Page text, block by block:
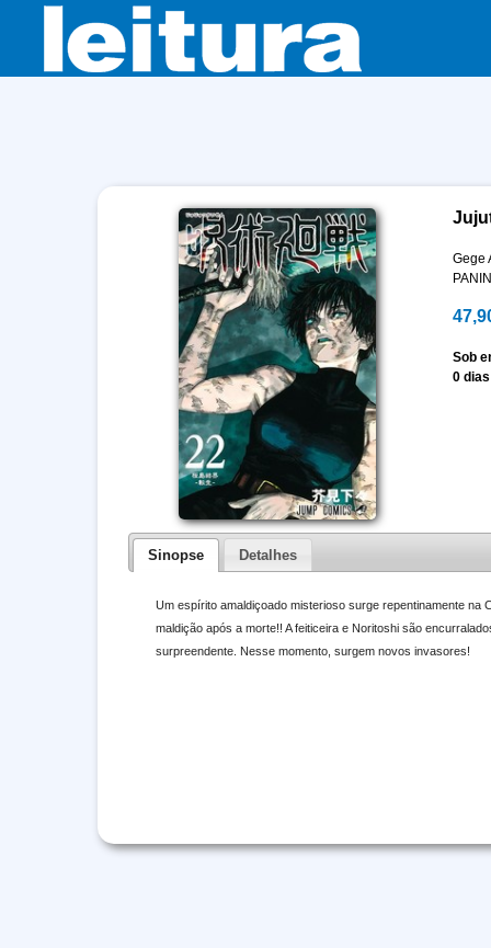
Gege
Sob
0 dias
Sinopse Detalhes
Um espírito amaldiçoado misterioso surge repentinamente na
maldição após a morte!! A feiticeira e Noritoshi são
surpreendente. Nesse momento, surgem novos invasores!